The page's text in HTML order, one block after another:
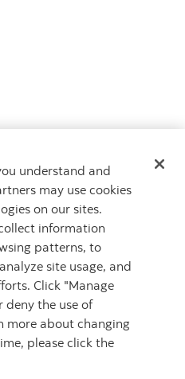
understand and
may use cookies
on our sites.
information
patterns, to
site usage, and
Click "Manage
deny the use of
more about changing
please click the